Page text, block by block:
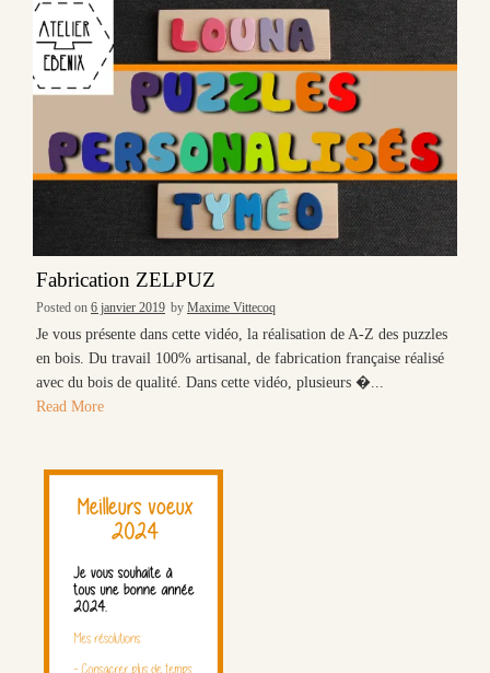
Fabrication ZELPUZ
Posted on 6 janvier 2019 by Maxime Vittecoq
Je vous présente dans cette vidéo, la réalisation de A-Z des puzzles
en bois. Du travail 100% artisanal, de fabrication française réalisé
avec du bois de qualité. Dans cette vidéo, plusieurs �...
Read More